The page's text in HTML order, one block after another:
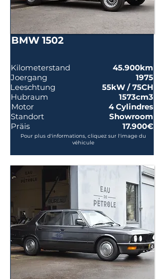
BMW 1502
Kilometerstand
45.900km
Joergang
1975
Leeschtung
55kW / 75CH
Hubraum
1573cm3
Motor
4 Cylindres
Standort
Showroom
Präis
17.900€
Pour plus d'informations, cliquez sur l'image du
véhicule